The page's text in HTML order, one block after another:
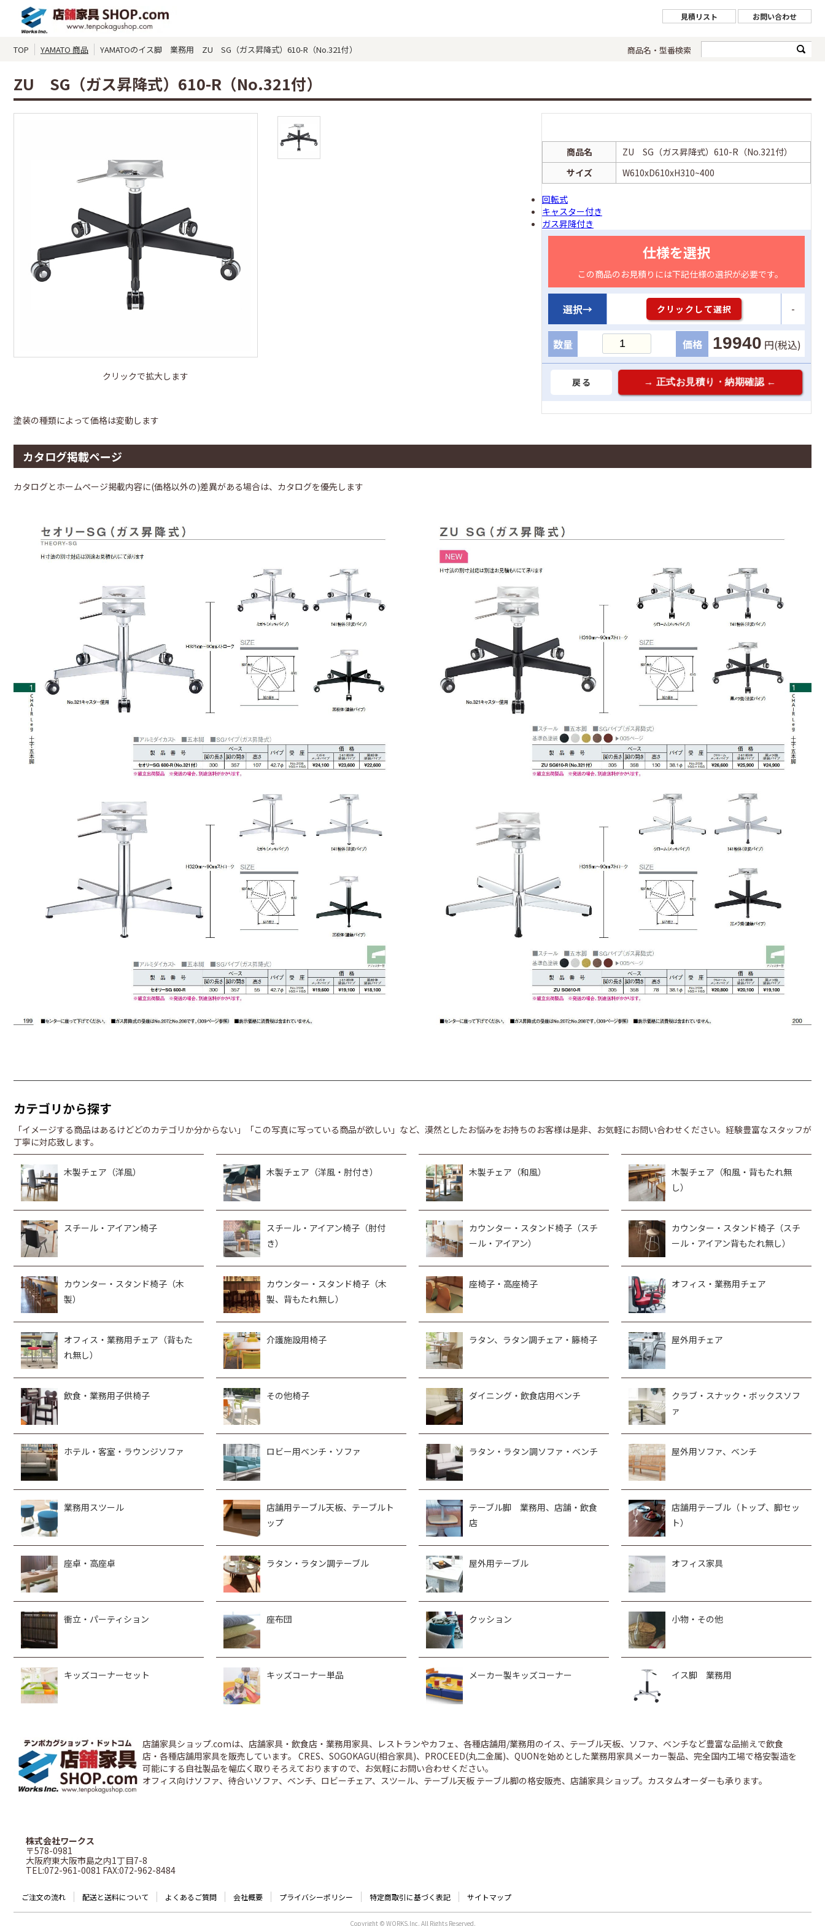
見積リスト お問い合わせ
TOP YAMATO 商品 YAMATOのイス脚 業務用 ZU SG（ガス昇降式）610-R（No.321付） 商品名・型番検索
ZU SG（ガス昇降式）610-R（No.321付）
クリックで拡大します
商品名
ZU SG（ガス昇降式）610-R（No.321付）
サイズ
W610xD610xH310~400
回転式
キャスター付き
ガス昇降付き
仕様を選択
この商品のお見積りには下記仕様の選択が必要です。
選択→ クリックして選択 -
数量 価格 19940 円(税込)
戻る
塗装の種類によって価格は変動します
カタログ掲載ページ
カタログとホームページ掲載内容に(価格以外の)差異がある場合は、カタログを優先します
カテゴリから探す
「イメージする商品はあるけどどのカテゴリか分からない」「この写真に写っている商品が欲しい」など、漠然としたお悩みをお持ちのお客様は是非、お気軽にお問い合わせください。経験豊富なスタッフが
丁寧に対応致します。
木製チェア（洋風） 木製チェア（洋風・肘付き） 木製チェア（和風）
木製チェア（和風・背もたれ無
し）
スチール・アイアン椅子
スチール・アイアン椅子（肘付
き）
カウンター・スタンド椅子（スチ
ール・アイアン）
カウンター・スタンド椅子（スチ
ール・アイアン背もたれ無し）
カウンター・スタンド椅子（木
製）
カウンター・スタンド椅子（木
製、背もたれ無し）
座椅子・高座椅子 オフィス・業務用チェア
オフィス・業務用チェア（背もた
れ無し）
介護施設用椅子 ラタン、ラタン調チェア・籐椅子 屋外用チェア
飲食・業務用子供椅子 その他椅子 ダイニング・飲食店用ベンチ
クラブ・スナック・ボックスソフ
ァ
ホテル・客室・ラウンジソファ ロビー用ベンチ・ソファ ラタン・ラタン調ソファ・ベンチ 屋外用ソファ、ベンチ
業務用スツール
店舗用テーブル天板、テーブルト
ップ
テーブル脚 業務用、店舗・飲食
店
店舗用テーブル（トップ、脚セッ
ト）
座卓・高座卓 ラタン・ラタン調テーブル 屋外用テーブル オフィス家具
衝立・パーティション 座布団 クッション 小物・その他
キッズコーナーセット キッズコーナー単品 メーカー製キッズコーナー イス脚 業務用
店舗家具ショップ.comは、店舗家具・飲食店・業務用家具、レストランやカフェ、各種店舗用/業務用のイス、テーブル天板、ソファ、ベンチなど豊富な品揃えで飲食
店・各種店舗用家具を販売しています。 CRES、SOGOKAGU(相合家具)、PROCEED(丸二金属)、QUONを始めとした業務用家具メーカー製品、完全国内工場で格安製造を
可能にする自社製品を幅広く取りそろえておりますので、お気軽にお問い合わせください。
オフィス向けソファ、待合いソファ、ベンチ、ロビーチェア、スツール、テーブル天板 テーブル脚の格安販売、店舗家具ショップ。カスタムオーダーも承ります。
株式会社ワークス
〒578-0981
大阪府東大阪市島之内1丁目7-8
TEL:072-961-0081 FAX:072-962-8484
ご注文の流れ 配送と送料について よくあるご質問 会社概要 プライバシーポリシー 特定商取引に基づく表記 サイトマップ
Copyright © WORKS,Inc. All Rights Reserved.